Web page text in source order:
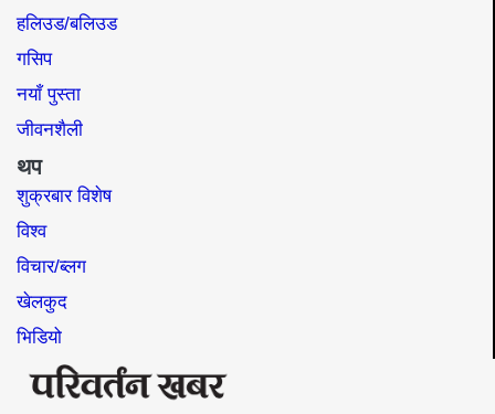
हलिउड/बलिउड
गसिप
नयाँ पुस्ता
जीवनशैली
थप
शुक्रबार विशेष
विश्व
विचार/ब्लग
खेलकुद
भिडियो